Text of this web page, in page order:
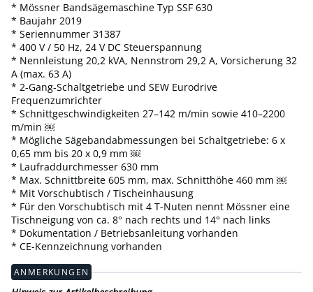
* Mössner Bandsägemaschine Typ SSF 630
* Baujahr 2019
* Seriennummer 31387
* 400 V / 50 Hz, 24 V DC Steuerspannung
* Nennleistung 20,2 kVA, Nennstrom 29,2 A, Vorsicherung 32
A (max. 63 A)
* 2-Gang-Schaltgetriebe und SEW Eurodrive
Frequenzumrichter
* Schnittgeschwindigkeiten 27–142 m/min sowie 410–2200
m/min ￼
* Mögliche Sägebandabmessungen bei Schaltgetriebe: 6 x
0,65 mm bis 20 x 0,9 mm ￼
* Laufraddurchmesser 630 mm
* Max. Schnittbreite 605 mm, max. Schnitthöhe 460 mm ￼
* Mit Vorschubtisch / Tischeinhausung
* Für den Vorschubtisch mit 4 T-Nuten nennt Mössner eine
Tischneigung von ca. 8° nach rechts und 14° nach links
* Dokumentation / Betriebsanleitung vorhanden
* CE-Kennzeichnung vorhanden
ANMERKUNGEN